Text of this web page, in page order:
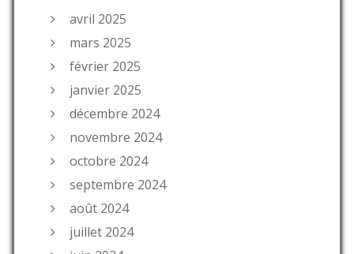
avril 2025
mars 2025
février 2025
janvier 2025
décembre 2024
novembre 2024
octobre 2024
septembre 2024
août 2024
juillet 2024